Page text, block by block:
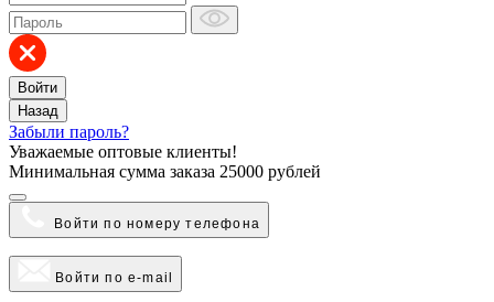
Войти
Назад
Забыли пароль?
Уважаемые оптовые клиенты!
Минимальная сумма заказа 25000 рублей
Войти по номеру телефона
Войти по e-mail